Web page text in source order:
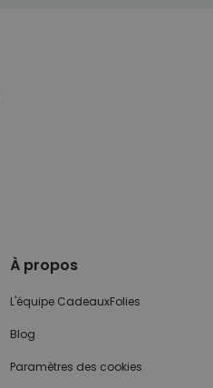
À propos
L'équipe CadeauxFolies
Blog
Paramètres des cookies